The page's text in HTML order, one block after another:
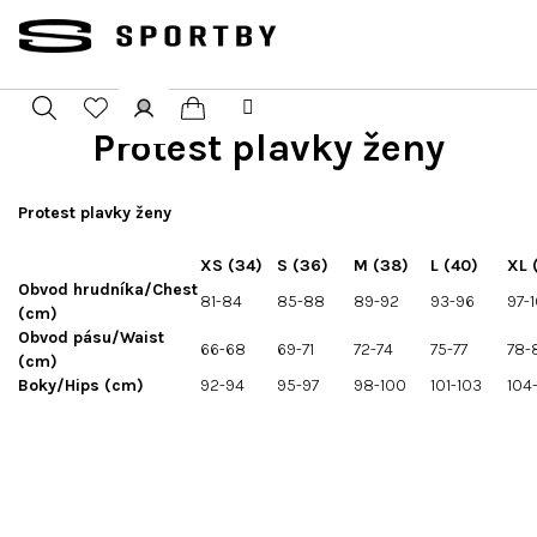
obsah
Hledat PřihlášeníNákupní
Protest plavky ženy
Protest plavky ženy
XS (34) S (36) M (38) L (40)
XL
Obvod hrudníka/Chest
(cm)
81-84 85-88 89-92 93-96
97-
Obvod pásu/Waist
(cm)
66-68 69-71 72-74 75-77
78-
Boky/Hips (cm)
92-94 95-97 98-100 101-103